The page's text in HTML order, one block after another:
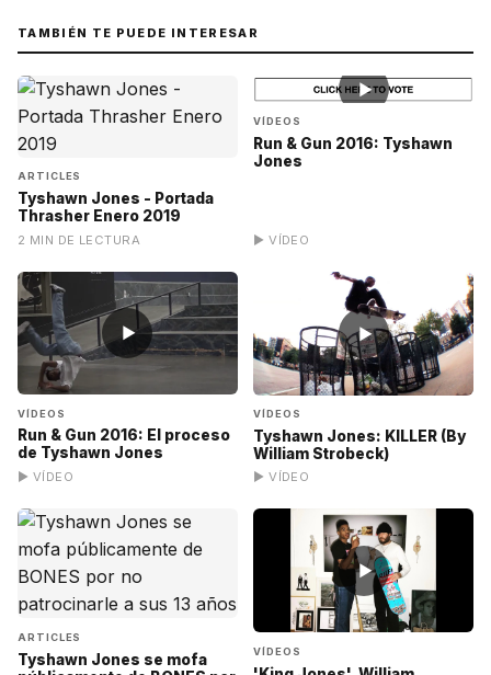
TAMBIÉN TE PUEDE INTERESAR
ARTICLES
Tyshawn Jones - Portada
Thrasher Enero 2019
2 MIN DE LECTURA
▶
VÍDEOS
Run & Gun 2016: Tyshawn
Jones
▶ VÍDEO
▶
VÍDEOS
Run & Gun 2016: El proceso
de Tyshawn Jones
▶ VÍDEO
▶
VÍDEOS
Tyshawn Jones: KILLER (By
William Strobeck)
▶ VÍDEO
ARTICLES
Tyshawn Jones se mofa
▶
VÍDEOS